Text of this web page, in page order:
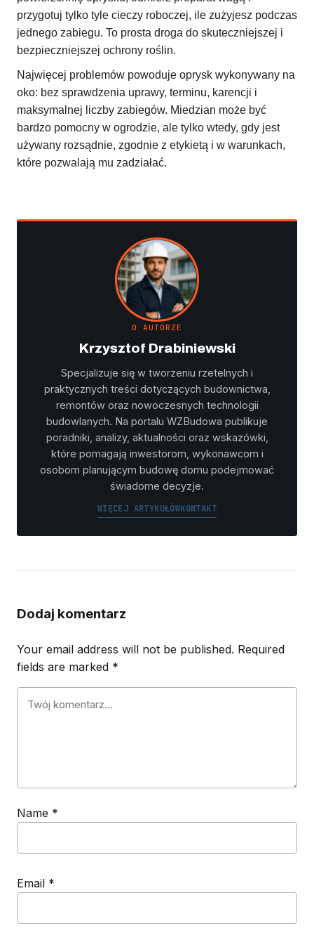
przygotuj tylko tyle cieczy roboczej, ile zużyjesz podczas
jednego zabiegu. To prosta droga do skuteczniejszej i
bezpieczniejszej ochrony roślin.
Najwięcej problemów powoduje oprysk wykonywany na
oko: bez sprawdzenia uprawy, terminu, karencji i
maksymalnej liczby zabiegów. Miedzian może być
bardzo pomocny w ogrodzie, ale tylko wtedy, gdy jest
używany rozsądnie, zgodnie z etykietą i w warunkach,
które pozwalają mu zadziałać.
O AUTORZE
Krzysztof Drabiniewski
Specjalizuje się w tworzeniu rzetelnych i
praktycznych treści dotyczących budownictwa,
remontów oraz nowoczesnych technologii
budowlanych. Na portalu WZBudowa publikuje
poradniki, analizy, aktualności oraz wskazówki,
które pomagają inwestorom, wykonawcom i
osobom planującym budowę domu podejmować
świadome decyzje.
WIĘCEJ ARTYKUŁÓWKONTAKT
Dodaj komentarz
Your email address will not be published. Required
fields are marked *
Name *
Email *